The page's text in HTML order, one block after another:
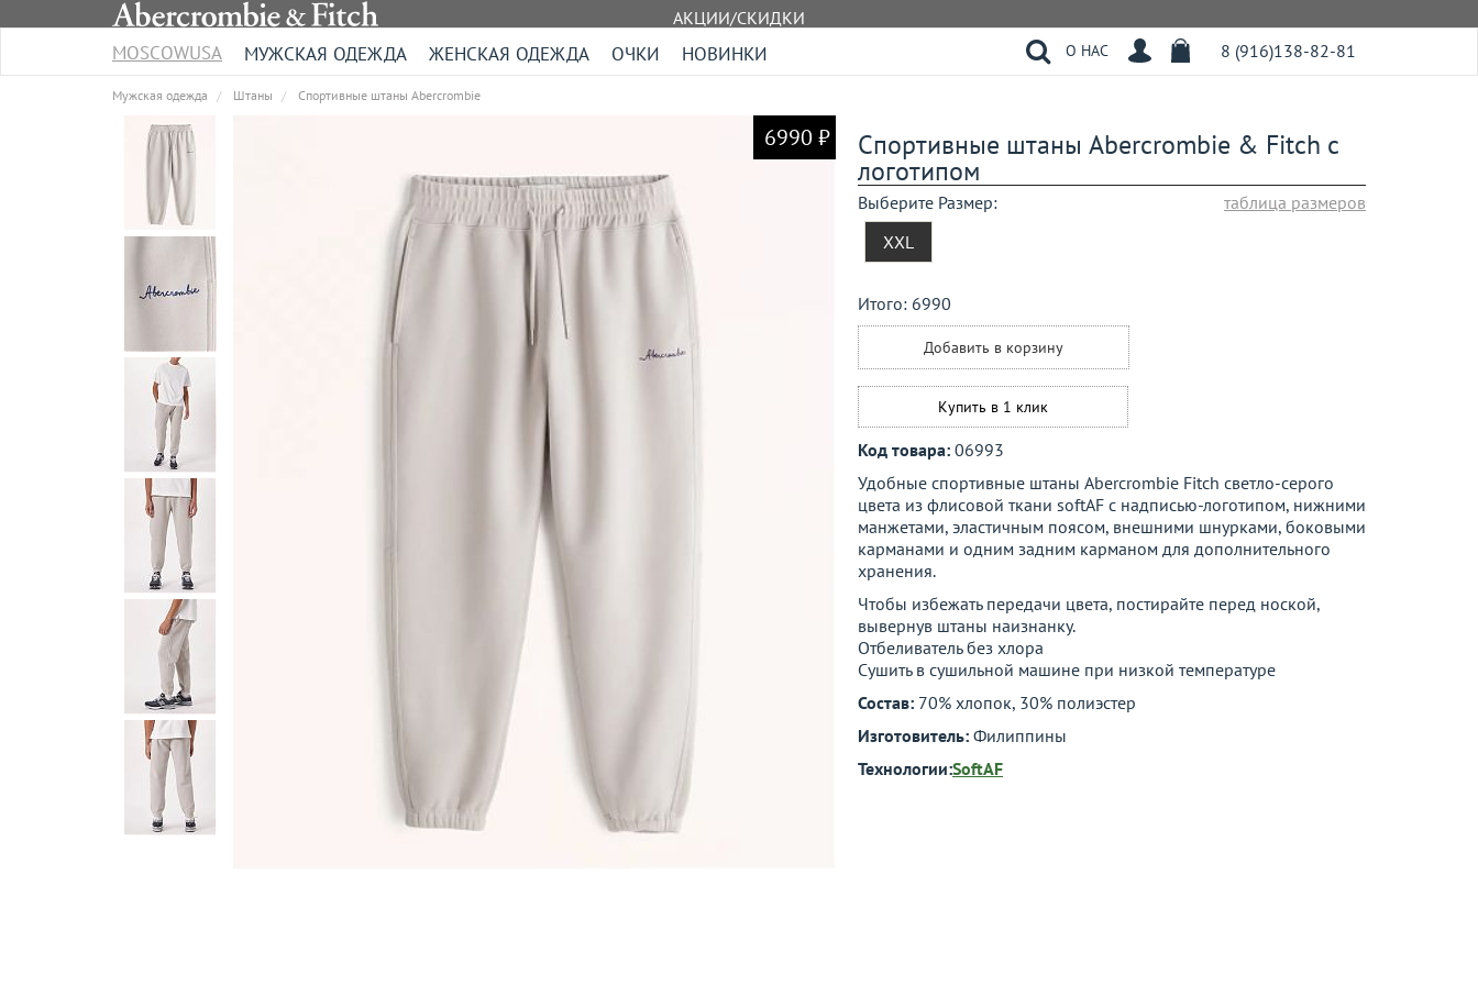
АКЦИИ/СКИДКИ
MOSCOWUSA МУЖСКАЯ ОДЕЖДА ЖЕНСКАЯ ОДЕЖДА ОЧКИ НОВИНКИ О НАС 8 (916)138-82-81
Мужская одежда Штаны Спортивные штаны Abercrombie
6990 ₽ Спортивные штаны Abercrombie & Fitch с
логотипом
Выберите Размер:
XXL
таблица размеров
Итого: 6990
Добавить в корзину
Купить в 1 клик
Код товара: 06993
Удобные спортивные штаны Abercrombie Fitch светло-серого
цвета из флисовой ткани softAF с надписью-логотипом, нижними
манжетами, эластичным поясом, внешними шнурками, боковыми
карманами и одним задним карманом для дополнительного
хранения.
Чтобы избежать передачи цвета, постирайте перед ноской,
вывернув штаны наизнанку.
Отбеливатель без хлора
Сушить в сушильной машине при низкой температуре
Состав: 70% хлопок, 30% полиэстер
Изготовитель: Филиппины
Технологии:SoftAF